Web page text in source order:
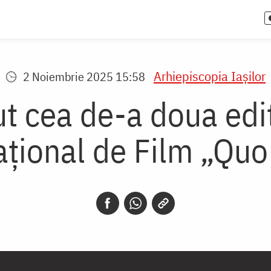
2 Noiembrie 2025 15:58 Arhiepiscopia Iaşilor
cea de-a doua
de Film